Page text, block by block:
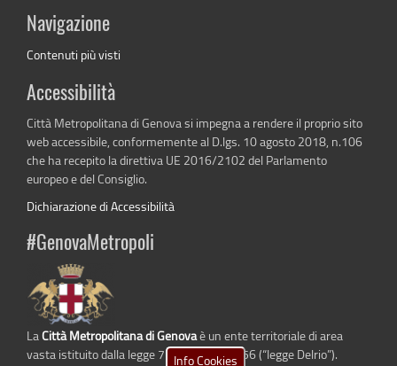
Navigazione
Contenuti più visti
Accessibilità
Città Metropolitana di Genova si impegna a rendere il proprio sito
web accessibile, conformemente al D.lgs. 10 agosto 2018, n.106
che ha recepito la direttiva UE 2016/2102 del Parlamento
europeo e del Consiglio.
Dichiarazione di Accessibilità
#GenovaMetropoli
LaCittà Metropolitana di Genovaè un ente territoriale di area
vasta istituito dalla legge 7 aprile 2014 n. 56 (“legge Delrio”).
Info Cookies